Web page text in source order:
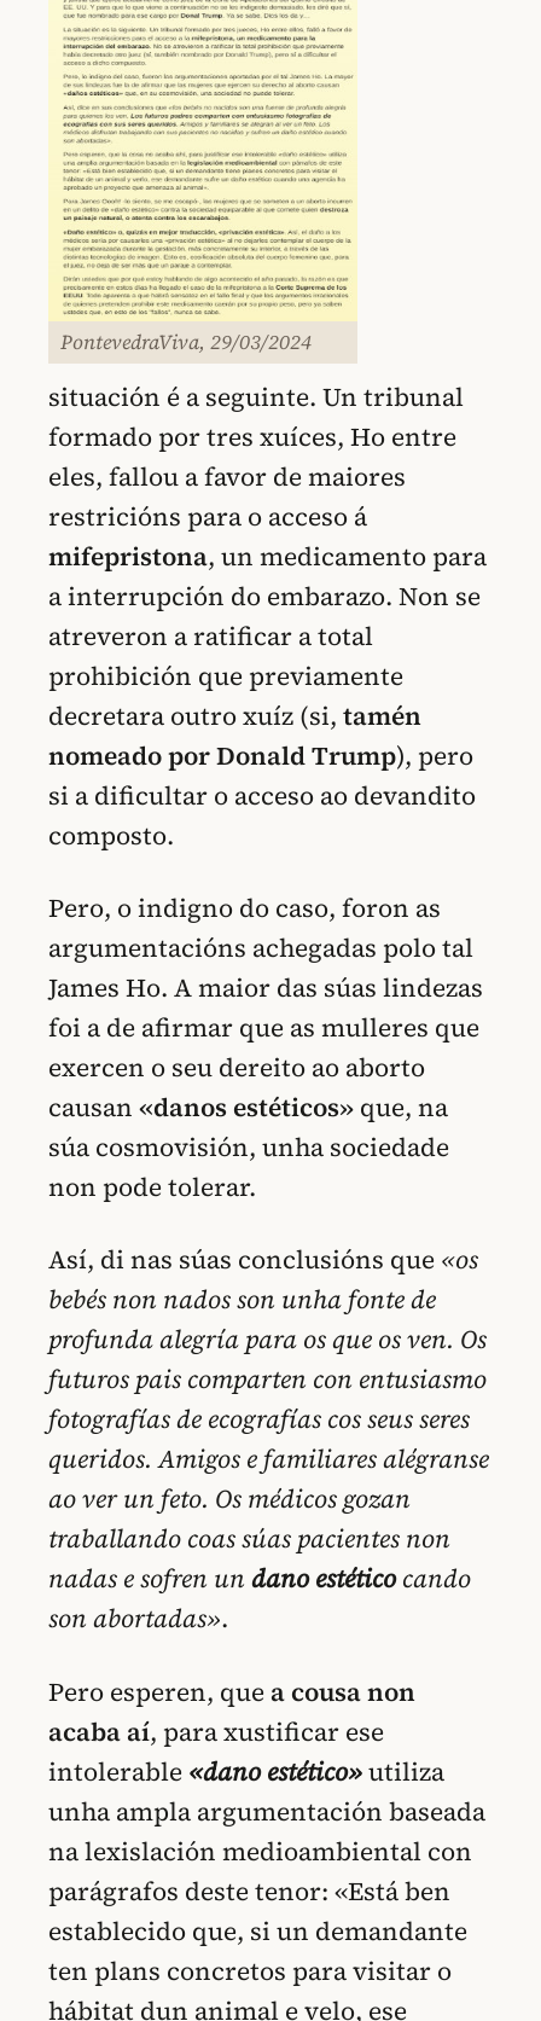
PontevedraViva, 29/03/2024
situación é a seguinte. Un tribunal
formado por tres xuíces, Ho entre
eles, fallou a favor de maiores
restricións para o acceso á
mifepristona, un medicamento para
a interrupción do embarazo. Non se
atreveron a ratificar a total
prohibición que previamente
decretara outro xuíz (si, tamén
nomeado por Donald Trump), pero
si a dificultar o acceso ao devandito
composto.
Pero, o indigno do caso, foron as
argumentacións achegadas polo tal
James Ho. A maior das súas lindezas
foi a de afirmar que as mulleres que
exercen o seu dereito ao aborto
causan «danos estéticos» que, na
súa cosmovisión, unha sociedade
non pode tolerar.
Así, di nas súas conclusións que «os
bebés non nados son unha fonte de
profunda alegría para os que os ven. Os
futuros pais comparten con entusiasmo
fotografías de ecografías cos seus seres
queridos. Amigos e familiares alégranse
ao ver un feto. Os médicos gozan
traballando coas súas pacientes non
nadas e sofren undano estéticocando
son abortadas».
Pero esperen, quea cousa non
acaba aí, para xustificar ese
intolerable «dano estético»utiliza
unha ampla argumentación baseada
na lexislación medioambiental con
parágrafos deste tenor: «Está ben
establecido que, si un demandante
ten plans concretos para visitar o
hábitat dun animal e velo, ese